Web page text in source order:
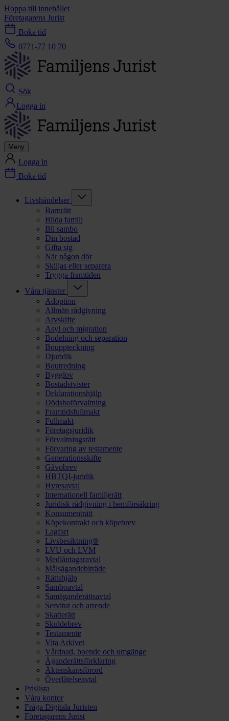
Hoppa till innehållet
Företagarens Jurist
Boka tid
0771-77 10 70
Sök
Logga in
Meny
Logga in
Boka tid
Livshändelser
Barnrätt
Bilda familj
Bli sambo
Din bostad
Gifta sig
När någon dör
Skiljas eller separera
Trygga framtiden
Våra tjänster
Adoption
Allmän rådgivning
Arvskifte
Asyl och migration
Bodelning och separation
Bouppteckning
Djuridik
Boutredning
Bygglov
Bostadstvister
Deklarationshjälp
Dödsboförvaltning
Framtidsfullmakt
Fullmakt
Företagsjuridik
Förvaltningsrätt
Förvaring av testamente
Generationsskifte
Gåvobrev
HBTQI-juridik
Hyresavtal
Internationell familjerätt
Juridisk rådgivning i hemförsäkring
Konsumenträtt
Köpekontrakt och köpebrev
Lagfart
Livsbesiktning®
LVU och LVM
Medlåntagaravtal
Målsägandebiträde
Rättshjälp
Samboavtal
Samäganderättsavtal
Servitut och arrende
Skatterätt
Skuldebrev
Testamente
Vita Arkivet
Vårdnad, boende och umgänge
Äganderättsförklaring
Äktenskapsförord
Överlåtelseavtal
Prislista
Våra kontor
Fråga Digitala Juristen
Företagarens Jurist